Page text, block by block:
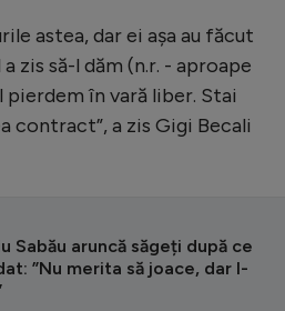
astea, dar ei aşa au făcut
zis să-l dăm (n.r. - aproape
pierdem în vară liber. Stai
contract”, a zis Gigi Becali
Sabău aruncă săgeți după ce
”Nu merita să joace, dar l-